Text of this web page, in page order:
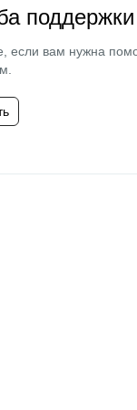
поддержки
если вам нужна